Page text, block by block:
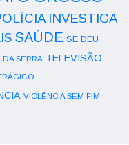
INVESTIGA
SAÚDE SE DEU
DA SERRA TELEVISÃO
VIOLÊNCIA SEM FIM